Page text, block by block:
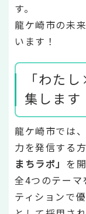
す。
龍ケ崎市の未
います！
「わた
集します
龍ケ崎市では
力を発信する
まちラボ」 を
全4つのテーマ
ティションで